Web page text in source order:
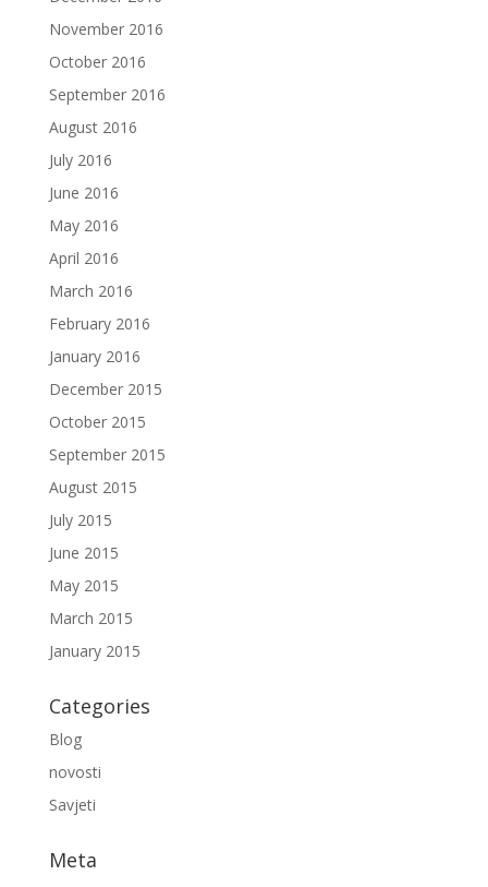
November 2016
October 2016
September 2016
August 2016
July 2016
June 2016
May 2016
April 2016
March 2016
February 2016
January 2016
December 2015
October 2015
September 2015
August 2015
July 2015
June 2015
May 2015
March 2015
January 2015
Categories
Blog
novosti
Savjeti
Meta